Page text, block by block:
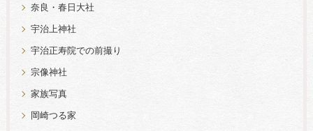
奈良・春日大社
宇治上神社
宇治正寿院での前撮り
宗像神社
家族写真
岡崎つる家